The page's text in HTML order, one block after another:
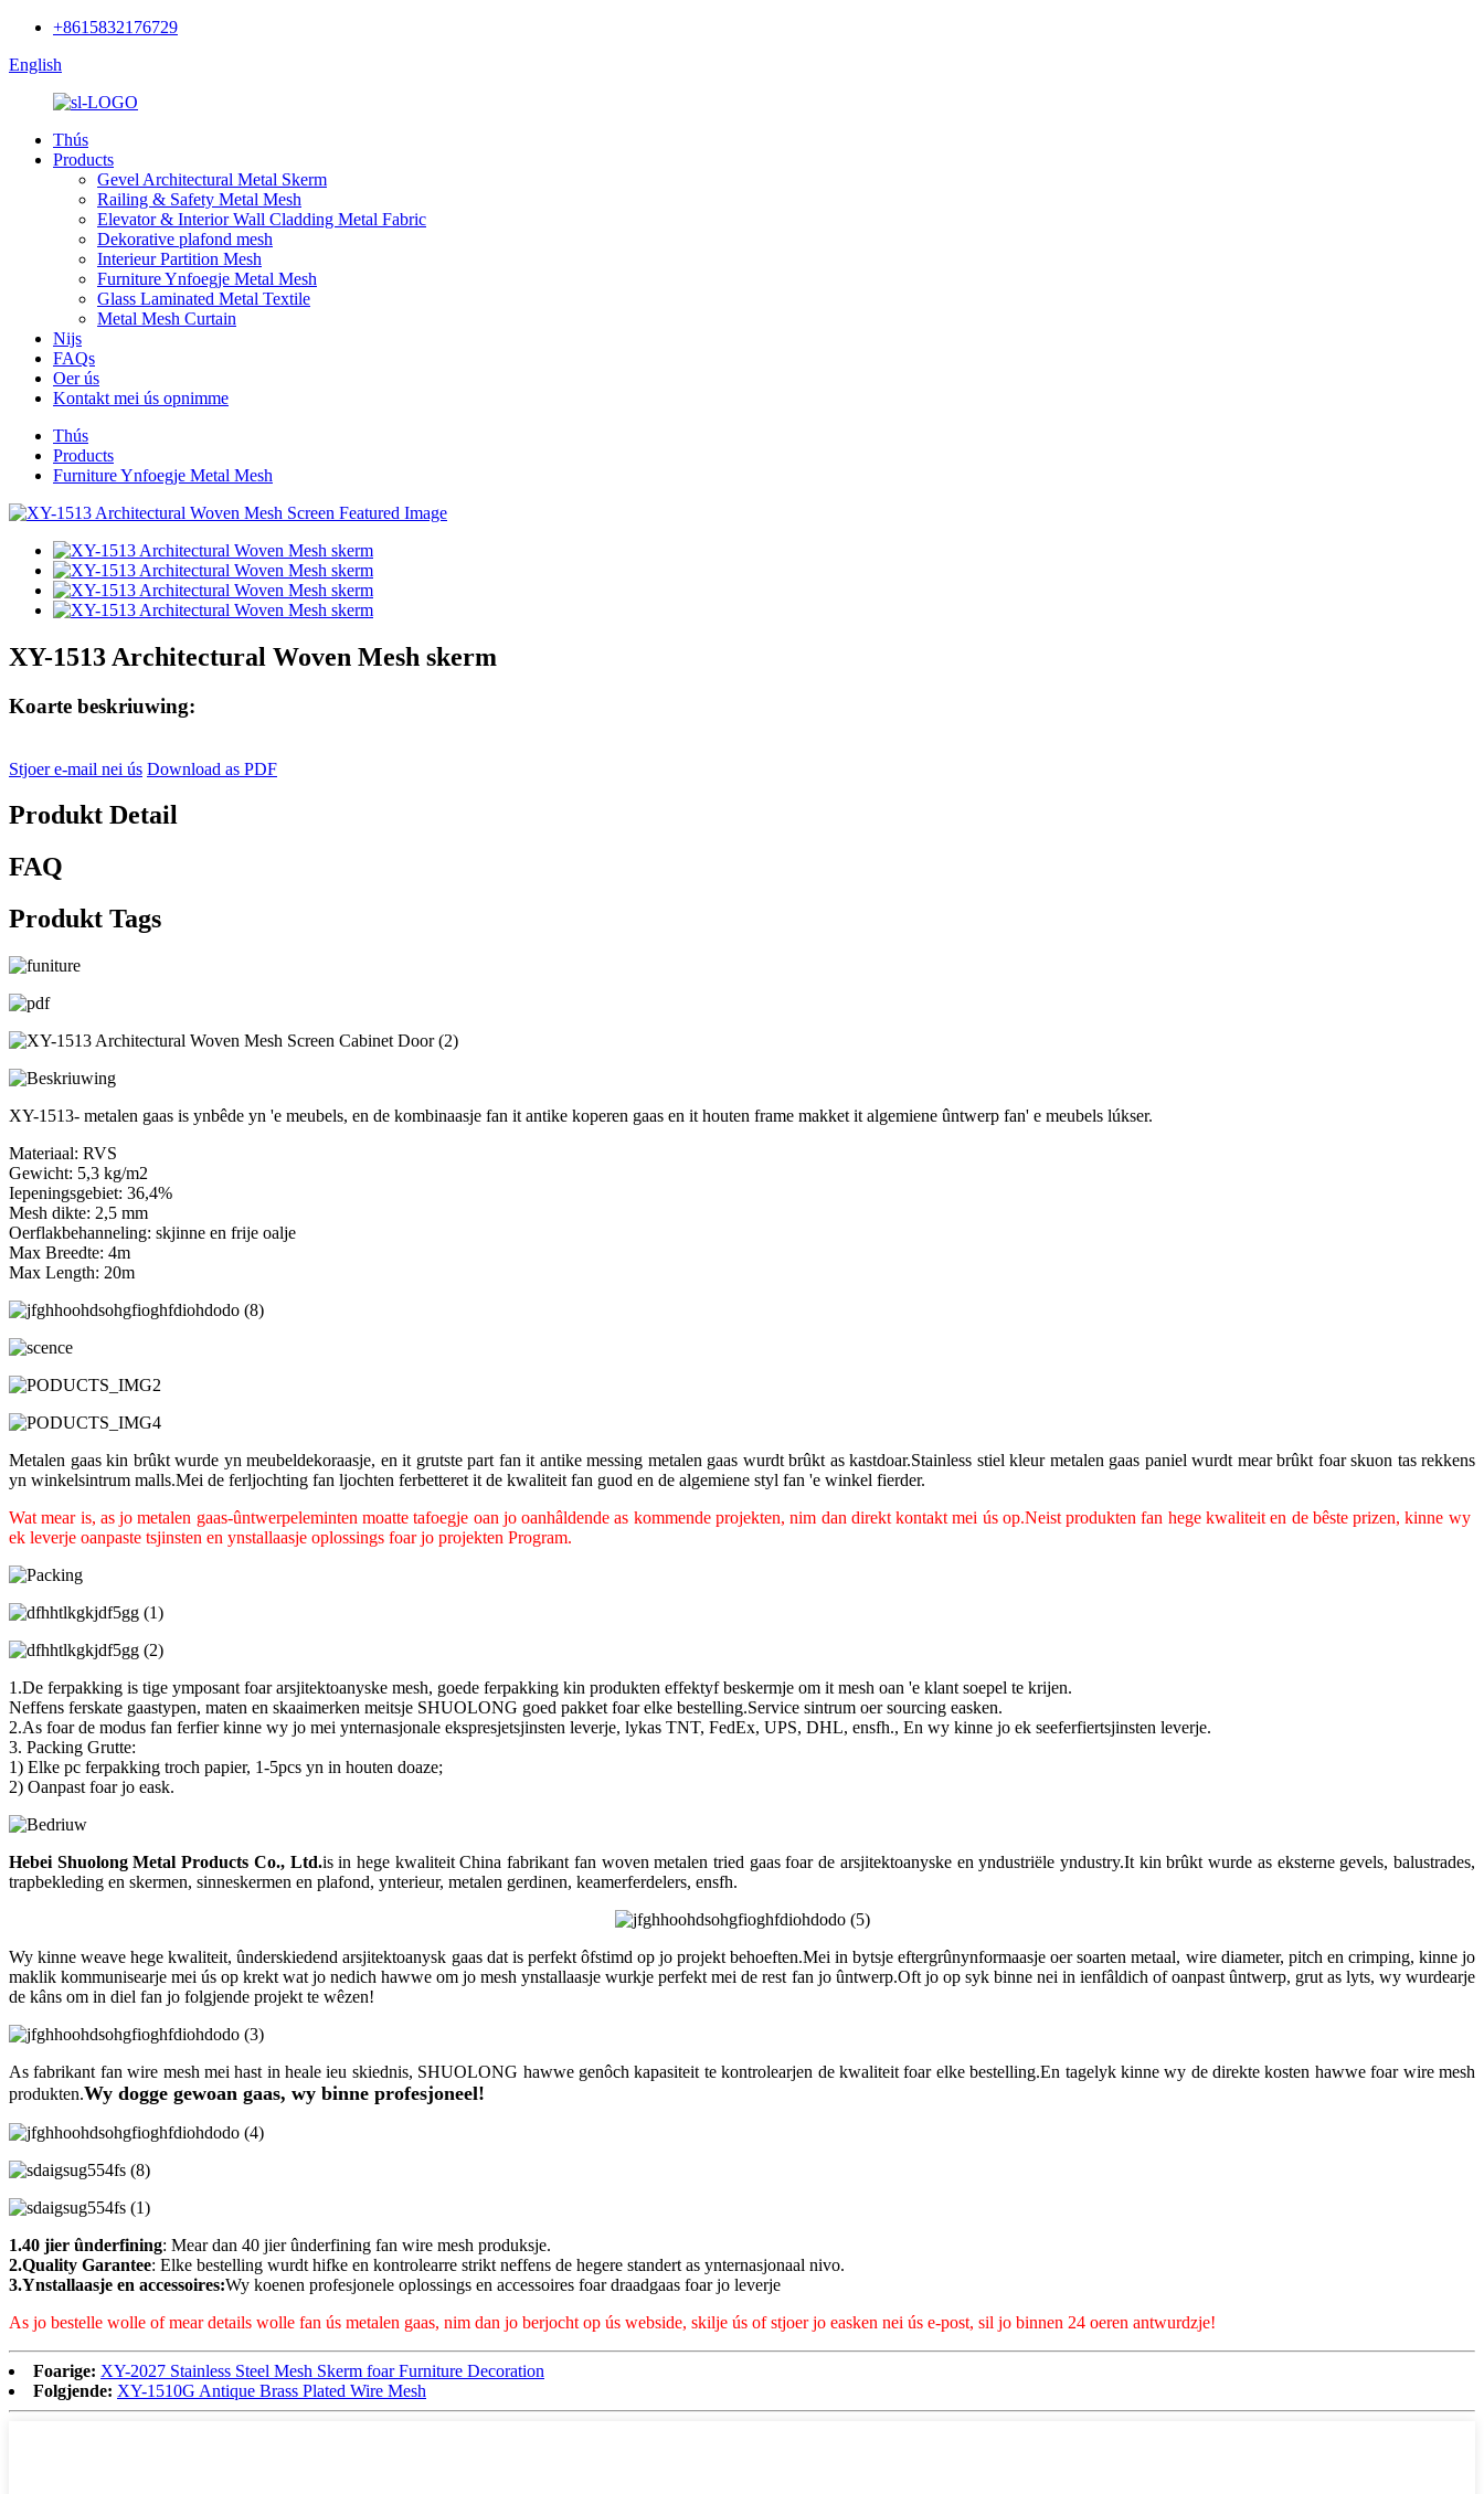
+8615832176729
English
Thús
Products
Gevel Architectural Metal Skerm
Railing & Safety Metal Mesh
Elevator & Interior Wall Cladding Metal Fabric
Dekorative plafond mesh
Interieur Partition Mesh
Furniture Ynfoegje Metal Mesh
Glass Laminated Metal Textile
Metal Mesh Curtain
Nijs
FAQs
Oer ús
Kontakt mei ús opnimme
Thús
Products
Furniture Ynfoegje Metal Mesh
XY-1513 Architectural Woven Mesh skerm
Koarte beskriuwing:
Stjoer e-mail nei ús Download as PDF
Produkt Detail
FAQ
Produkt Tags
XY-1513- metalen gaas is ynbêde yn 'e meubels, en de kombinaasje fan it antike koperen gaas en it houten frame makket it algemiene ûntwerp fan' e meubels lúkser.
Materiaal: RVS
Gewicht: 5,3 kg/m2
Iepeningsgebiet: 36,4%
Mesh dikte: 2,5 mm
Oerflakbehanneling: skjinne en frije oalje
Max Breedte: 4m
Max Length: 20m
Metalen gaas kin brûkt wurde yn meubeldekoraasje, en it grutste part fan it antike messing metalen gaas wurdt brûkt as kastdoar.Stainless stiel kleur metalen gaas paniel wurdt mear brûkt foar skuon tas rekkens
yn winkelsintrum malls.Mei de ferljochting fan ljochten ferbetteret it de kwaliteit fan guod en de algemiene styl fan 'e winkel fierder.
Wat mear is, as jo metalen gaas-ûntwerpeleminten moatte tafoegje oan jo oanhâldende as kommende projekten, nim dan direkt kontakt mei ús op.Neist produkten fan hege kwaliteit en de bêste prizen, kinne wy ​​
ek leverje oanpaste tsjinsten en ynstallaasje oplossings foar jo projekten Program.
1.De ferpakking is tige ymposant foar arsjitektoanyske mesh, goede ferpakking kin produkten effektyf beskermje om it mesh oan 'e klant soepel te krijen.
Neffens ferskate gaastypen, maten en skaaimerken meitsje SHUOLONG goed pakket foar elke bestelling.Service sintrum oer sourcing easken.
2.As foar de modus fan ferfier kinne wy ​​jo mei ynternasjonale ekspresjetsjinsten leverje, lykas TNT, FedEx, UPS, DHL, ensfh., En wy kinne jo ek seeferfiertsjinsten leverje.
3. Packing Grutte:
1) Elke pc ferpakking troch papier, 1-5pcs yn in houten doaze;
2) Oanpast foar jo eask.
Hebei Shuolong Metal Products Co., Ltd.is in hege kwaliteit China fabrikant fan woven metalen tried gaas foar de arsjitektoanyske en yndustriële yndustry.It kin brûkt wurde as eksterne gevels, balustrades,
trapbekleding en skermen, sinneskermen en plafond, ynterieur, metalen gerdinen, keamerferdelers, ensfh.
Wy kinne weave hege kwaliteit, ûnderskiedend arsjitektoanysk gaas dat is perfekt ôfstimd op jo projekt behoeften.Mei in bytsje eftergrûnynformaasje oer soarten metaal, wire diameter, pitch en crimping, kinne jo
maklik kommunisearje mei ús op krekt wat jo nedich hawwe om jo mesh ynstallaasje wurkje perfekt mei de rest fan jo ûntwerp.Oft jo op syk binne nei in ienfâldich of oanpast ûntwerp, grut as lyts, wy wurdearje
de kâns om in diel fan jo folgjende projekt te wêzen!
As fabrikant fan wire mesh mei hast in heale ieu skiednis, SHUOLONG hawwe genôch kapasiteit te kontrolearjen de kwaliteit foar elke bestelling.En tagelyk kinne wy ​​​​de direkte kosten hawwe foar wire mesh
produkten.Wy dogge gewoan gaas, wy binne profesjoneel!
1.40 jier ûnderfining: Mear dan 40 jier ûnderfining fan wire mesh produksje.
2.Quality Garantee: Elke bestelling wurdt hifke en kontrolearre strikt neffens de hegere standert as ynternasjonaal nivo.
3.Ynstallaasje en accessoires:Wy koenen profesjonele oplossings en accessoires foar draadgaas foar jo leverje
As jo ​​​​bestelle wolle of mear details wolle fan ús metalen gaas, nim dan jo berjocht op ús webside, skilje ús of stjoer jo easken nei ús e-post, sil jo binnen 24 oeren antwurdzje!
Foarige: XY-2027 Stainless Steel Mesh Skerm foar Furniture Decoration
Folgjende: XY-1510G Antique Brass Plated Wire Mesh